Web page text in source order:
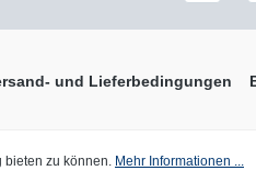
und Lieferbedingungen
bieten zu können. Mehr Informationen ...